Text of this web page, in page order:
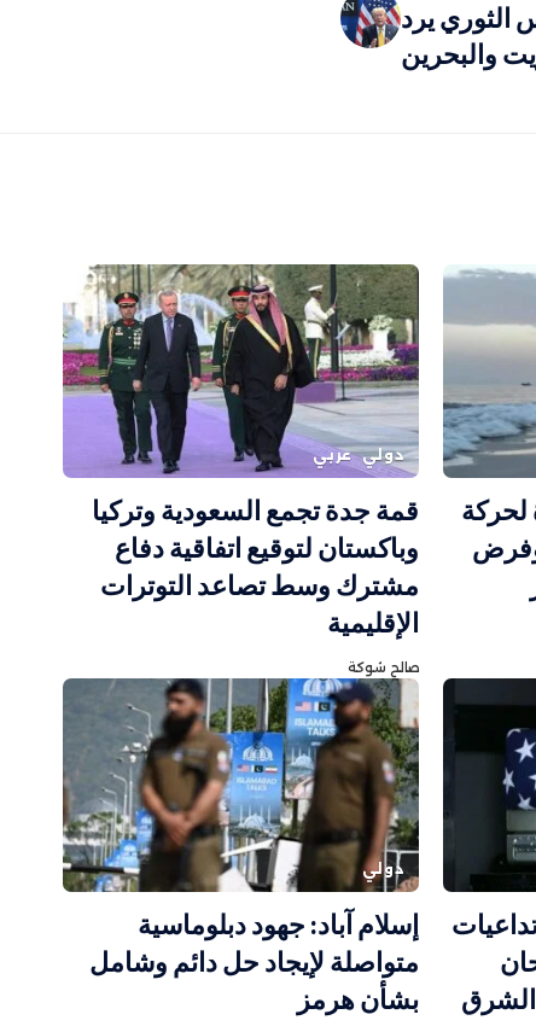
الثوري يرد
والبحرين
لحركة
دولي عربي
قمة جدة تجمع السعودية وتركيا
وباكستان لتوقيع اتفاقية دفاع
مشترك وسط تصاعد التوترات
الإقليمية
صالح شوكة
دولي
إسلام آباد: جهود دبلوماسية
متواصلة لإيجاد حل دائم وشامل
بشأن هرمز